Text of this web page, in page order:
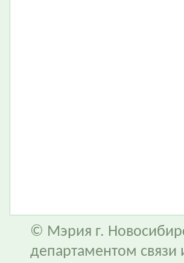
© Мэрия г.
департаментом